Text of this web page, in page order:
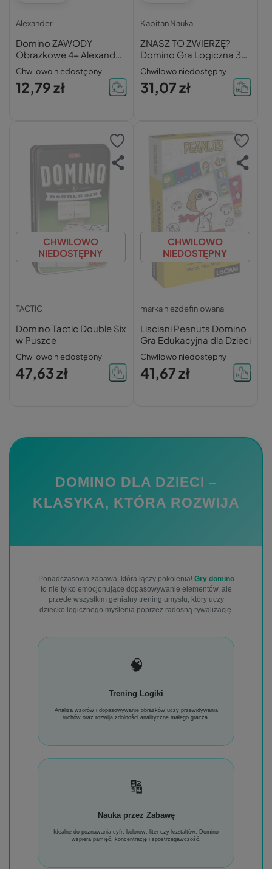
Alexander
Domino ZAWODY
Obrazkowe 4+ Alexander
0204
Chwilowo niedostępny
12,79 zł
Kapitan Nauka
ZNASZ TO ZWIERZĘ?
Domino Gra Logiczna 3+
Kapitan Nauka
Chwilowo niedostępny
31,07 zł
CHWILOWO
NIEDOSTĘPNY
TACTIC
Domino Tactic Double Six
w Puszce
Chwilowo niedostępny
47,63 zł
CHWILOWO
NIEDOSTĘPNY
marka niezdefiniowana
Lisciani Peanuts Domino
Gra Edukacyjna dla Dzieci
Chwilowo niedostępny
41,67 zł
DOMINO DLA DZIECI –
KLASYKA, KTÓRA ROZWIJA
Ponadczasowa zabawa, która łączy pokolenia! Gry domino
to nie tylko emocjonujące dopasowywanie elementów, ale
przede wszystkim genialny trening umysłu, który uczy
dziecko logicznego myślenia poprzez radosną rywalizację.
🧠
Trening Logiki
Analiza wzorów i dopasowywanie obrazków uczy przewidywania
ruchów oraz rozwija zdolności analityczne małego gracza.
🔢
Nauka przez Zabawę
Idealne do poznawania cyfr, kolorów, liter czy kształtów. Domino
wspiera pamięć, koncentrację i spostrzegawczość.